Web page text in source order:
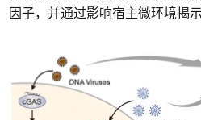
因子，并通过影响宿主微环境揭